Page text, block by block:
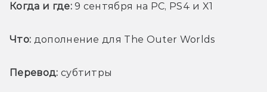
Когда и где: 9 сентября на PC, PS4 и X1
Что: дополнение для The Outer Worlds
Перевод: субтитры